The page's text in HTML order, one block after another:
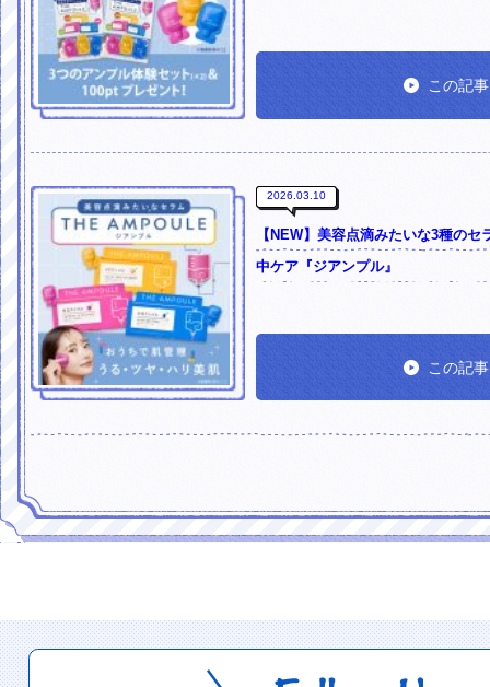
この記
2026.03.10
【NEW】美容点滴みたいな3種の
中ケア『ジアンプル』
この記